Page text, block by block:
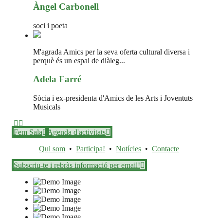
Àngel Carbonell
soci i poeta
M'agrada Amics per la seva oferta cultural diversa i
perquè és un espai de diàleg...
Adela Farré
Sòcia i ex-presidenta d'Amics de les Arts i Joventuts
Musicals
Fem Sala
Agenda d'activitats
Qui som • Participa! • Notícies • Contacte
Subscriu-te i rebràs informació per email!